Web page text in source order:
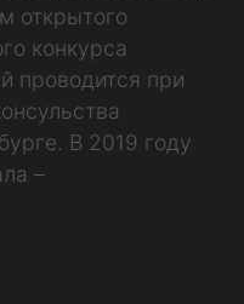
открытого
конкурса
проводится при
В 2019 году
–